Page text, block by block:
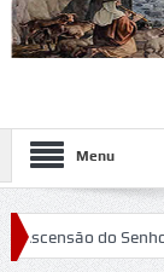
Menu
do Senhor